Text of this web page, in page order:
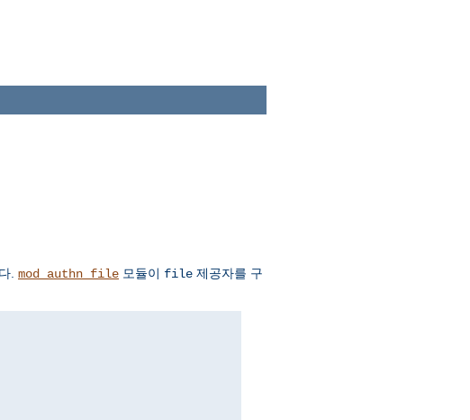
. mod_authn_file 모듈이 file 제공자를 구